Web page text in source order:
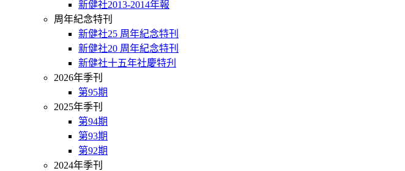
新健社2013-2014年報
周年紀念特刊
新健社25 周年紀念特刊
新健社20 周年紀念特刊
新健社十五年社慶特刋
2026年季刊
第95期
2025年季刊
第94期
第93期
第92期
2024年季刊